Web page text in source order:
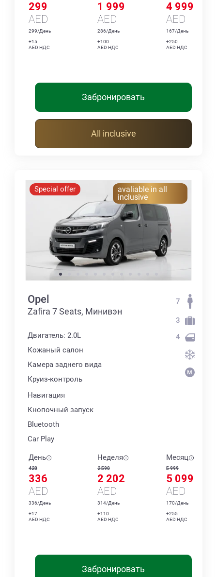
299
AED
299/День
+15
AED НДС
1 999
AED
286/День
+100
AED НДС
4 999
AED
167/День
+250
AED НДС
Забронировать
All inclusive
Special offer
avaliable in all
inclusive
Opel
Zafira 7 Seats, Минивэн
Двигатель: 2.0L
Кожаный салон
Камера заднего вида
Круиз-контроль
Навигация
Кнопочный запуск
Bluetooth
Car Play
7
3
4
День
420
336
AED
336/День
+17
AED НДС
Неделя
2 590
2 202
AED
314/День
+110
AED НДС
Месяц
5 999
5 099
AED
170/День
+255
AED НДС
Забронировать